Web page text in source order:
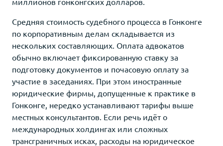
Средняя стоимость судебного процесса в Гонконге
по корпоративным делам складывается из
нескольких составляющих. Оплата адвокатов
обычно включает фиксированную ставку за
подготовку документов и почасовую оплату за
участие в заседаниях. При этом иностранные
юридические фирмы, допущенные к практике в
Гонконге, нередко устанавливают тарифы выше
местных консультантов. Если речь идёт о
международных холдингах или сложных
трансграничных исках, расходы на юридическое